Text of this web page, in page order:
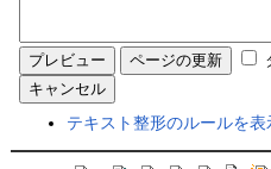
テキスト整形のルールを表